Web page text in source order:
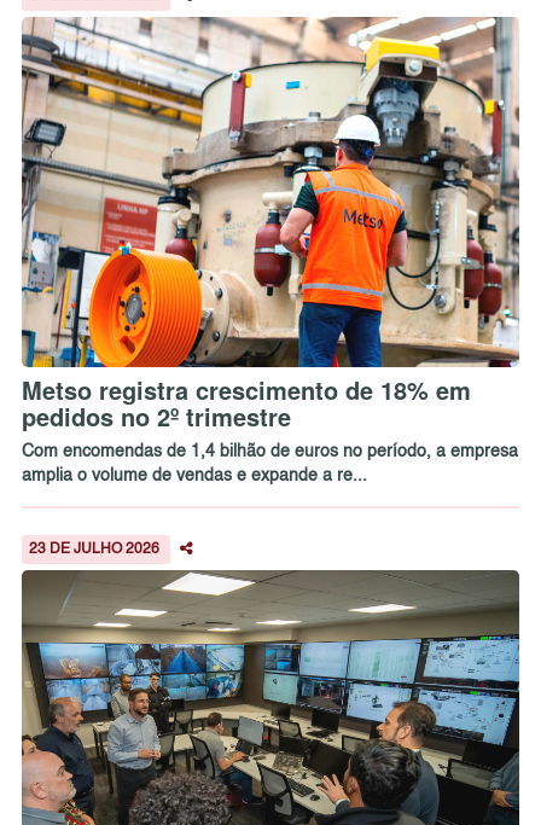
Metso registra crescimento de 18% em
pedidos no 2º trimestre
Com encomendas de 1,4 bilhão de euros no período, a empresa
amplia o volume de vendas e expande a re...
23 DE JULHO 2026